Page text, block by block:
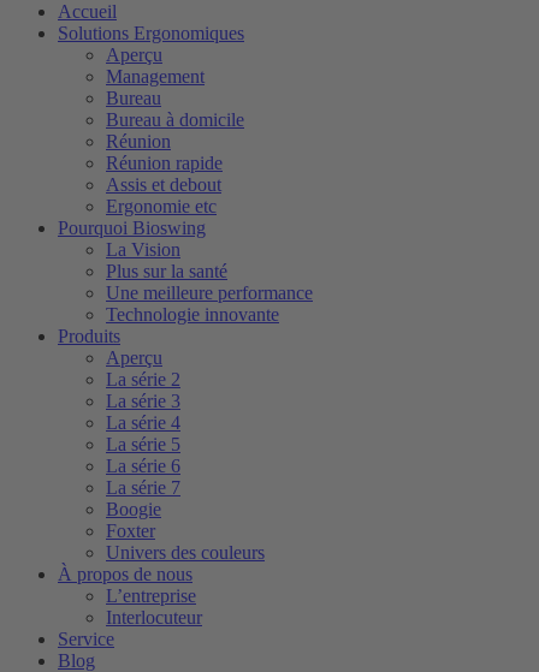
Accueil
Solutions Ergonomiques
Aperçu
Management
Bureau
Bureau à domicile
Réunion
Réunion rapide
Assis et debout
Ergonomie etc
Pourquoi Bioswing
La Vision
Plus sur la santé
Une meilleure performance
Technologie innovante
Produits
Aperçu
La série 2
La série 3
La série 4
La série 5
La série 6
La série 7
Boogie
Foxter
Univers des couleurs
À propos de nous
L’entreprise
Interlocuteur
Service
Blog